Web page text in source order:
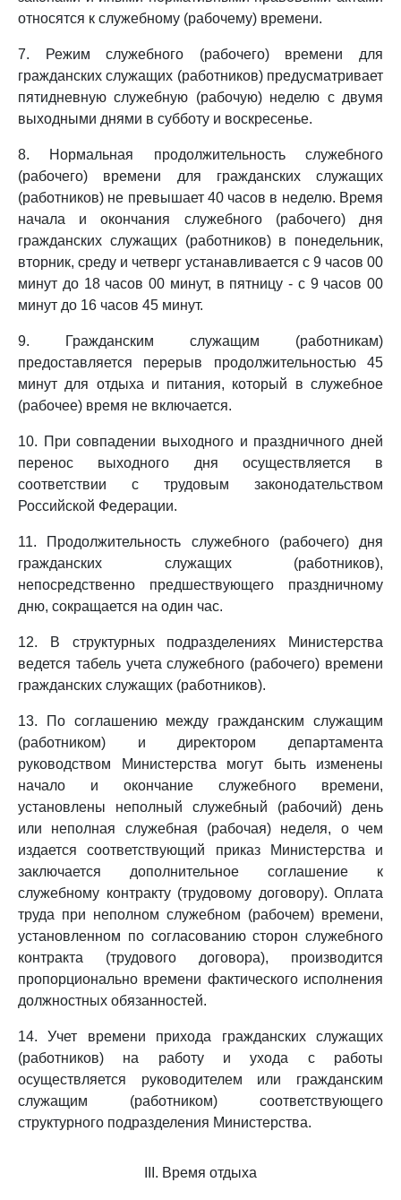
относятся к служебному (рабочему) времени.
7. Режим служебного (рабочего) времени для
гражданских служащих (работников) предусматривает
пятидневную служебную (рабочую) неделю с двумя
выходными днями в субботу и воскресенье.
8. Нормальная продолжительность служебного
(рабочего) времени для гражданских служащих
(работников) не превышает 40 часов в неделю. Время
начала и окончания служебного (рабочего) дня
гражданских служащих (работников) в понедельник,
вторник, среду и четверг устанавливается с 9 часов 00
минут до 18 часов 00 минут, в пятницу - с 9 часов 00
минут до 16 часов 45 минут.
9. Гражданским служащим (работникам)
предоставляется перерыв продолжительностью 45
минут для отдыха и питания, который в служебное
(рабочее) время не включается.
10. При совпадении выходного и праздничного дней
перенос выходного дня осуществляется в
соответствии с трудовым законодательством
Российской Федерации.
11. Продолжительность служебного (рабочего) дня
гражданских служащих (работников),
непосредственно предшествующего праздничному
дню, сокращается на один час.
12. В структурных подразделениях Министерства
ведется табель учета служебного (рабочего) времени
гражданских служащих (работников).
13. По соглашению между гражданским служащим
(работником) и директором департамента
руководством Министерства могут быть изменены
начало и окончание служебного времени,
установлены неполный служебный (рабочий) день
или неполная служебная (рабочая) неделя, о чем
издается соответствующий приказ Министерства и
заключается дополнительное соглашение к
служебному контракту (трудовому договору). Оплата
труда при неполном служебном (рабочем) времени,
установленном по согласованию сторон служебного
контракта (трудового договора), производится
пропорционально времени фактического исполнения
должностных обязанностей.
14. Учет времени прихода гражданских служащих
(работников) на работу и ухода с работы
осуществляется руководителем или гражданским
служащим (работником) соответствующего
структурного подразделения Министерства.
III. Время отдыха